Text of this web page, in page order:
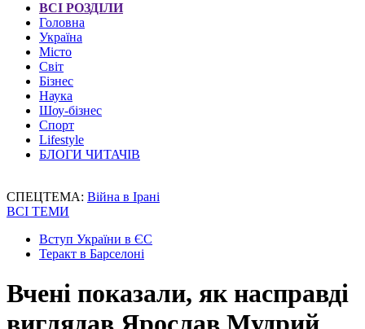
ВСІ РОЗДІЛИ
Головна
Україна
Місто
Світ
Бізнес
Наука
Шоу-бізнес
Спорт
Lifestyle
БЛОГИ ЧИТАЧІВ
СПЕЦТЕМА: Війна в Ірані
ВСІ ТЕМИ
Вступ України в ЄС
Теракт в Барселоні
Вчені показали, як насправді